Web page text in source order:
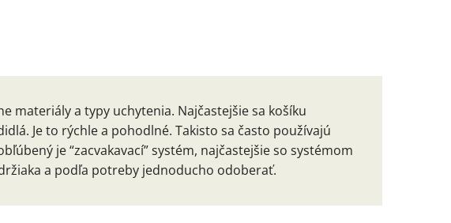
materiály a typy uchytenia. Najčastejšie sa košíku
Je to rýchle a pohodlné. Takisto sa často používajú
je “zacvakavací” systém, najčastejšie so systémom
a podľa potreby jednoducho odoberať.